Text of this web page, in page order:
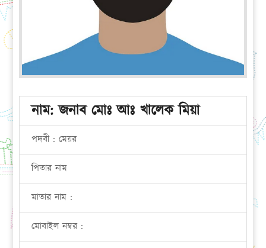
নাম: জনাব মোঃ আঃ খালেক মিয়া
পদবী : মেয়র
পিতার নাম
মাতার নাম :
মোবাইল নম্বর :